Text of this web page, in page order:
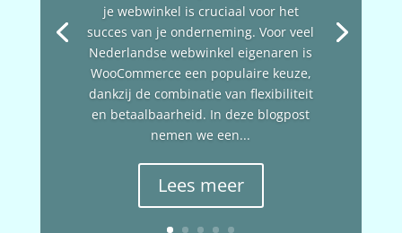
je webwinkel is cruciaal voor het
succes van je onderneming. Voor veel
Nederlandse webwinkel eigenaren is
WooCommerce een populaire keuze,
dankzij de combinatie van flexibiliteit
en betaalbaarheid. In deze blogpost
nemen we een...
Lees meer